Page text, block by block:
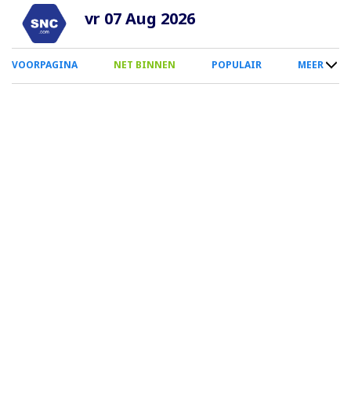
Overslaan
naar
inhoud
vr 07 Aug 2026
0
Smartphone
VOORPAGINA NET BINNEN POPULAIR MEER